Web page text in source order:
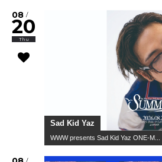
08 /
20
Thu
Sad Kid Yaz
WWW presents Sad Kid Yaz ONE-M...
/